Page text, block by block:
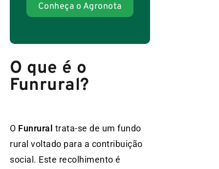
Conheça o Agronota
O que é o
Funrural?
O Funrural trata-se de um fundo
rural voltado para a contribuição
social. Este recolhimento é